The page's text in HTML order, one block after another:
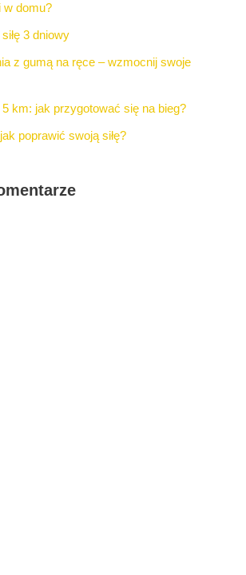
w domu?
3 dniowy
z gumą na ręce – wzmocnij swoje
km: jak przygotować się na bieg?
poprawić swoją siłę?